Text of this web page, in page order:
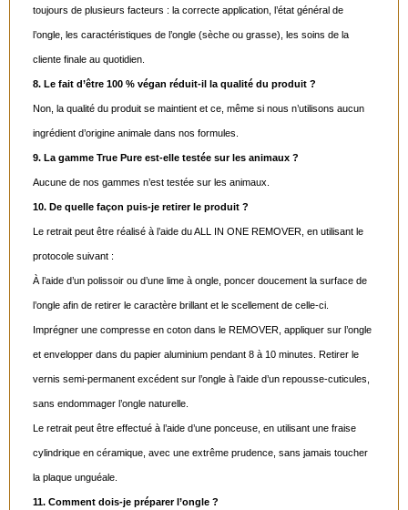
toujours de plusieurs facteurs : la correcte application, l’état général de
l’ongle, les caractéristiques de l’ongle (sèche ou grasse), les soins de la
cliente finale au quotidien.
8. Le fait d’être 100 % végan réduit-il la qualité du produit ?
Non, la qualité du produit se maintient et ce, même si nous n’utilisons aucun
ingrédient d’origine animale dans nos formules.
9. La gamme True Pure est-elle testée sur les animaux ?
Aucune de nos gammes n’est testée sur les animaux.
10. De quelle façon puis-je retirer le produit ?
Le retrait peut être réalisé à l’aide du ALL IN ONE REMOVER, en utilisant le
protocole suivant :
À l’aide d’un polissoir ou d’une lime à ongle, poncer doucement la surface de
l’ongle afin de retirer le caractère brillant et le scellement de celle-ci.
Imprégner une compresse en coton dans le REMOVER, appliquer sur l’ongle
et envelopper dans du papier aluminium pendant 8 à 10 minutes. Retirer le
vernis semi-permanent excédent sur l’ongle à l’aide d’un repousse-cuticules,
sans endommager l’ongle naturelle.
Le retrait peut être effectué à l’aide d’une ponceuse, en utilisant une fraise
cylindrique en céramique, avec une extrême prudence, sans jamais toucher
la plaque unguéale.
11. Comment dois-je préparer l’ongle ?